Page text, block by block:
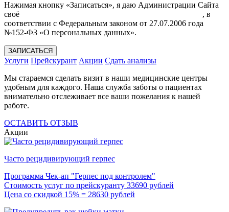
Нажимая кнопку «Записаться», я даю Администрации Сайта
своё
, в
соответствии с Федеральным законом от 27.07.2006 года
№152-ФЗ «О персональных данных».
ЗАПИСАТЬСЯ
Услуги Прейскурант Акции Сдать анализы
Мы стараемся сделать визит в наши медицинские центры
удобным для каждого. Наша служба заботы о пациентах
внимательно отслеживает все ваши пожелания к нашей
работе.
ОСТАВИТЬ ОТЗЫВ
Акции
Часто рецидивирующий герпес
Программа Чек-ап "Герпес под контролем"
Стоимость услуг по прейскуранту 33690 рублей
Цена со скидкой 15% = 28630 рублей